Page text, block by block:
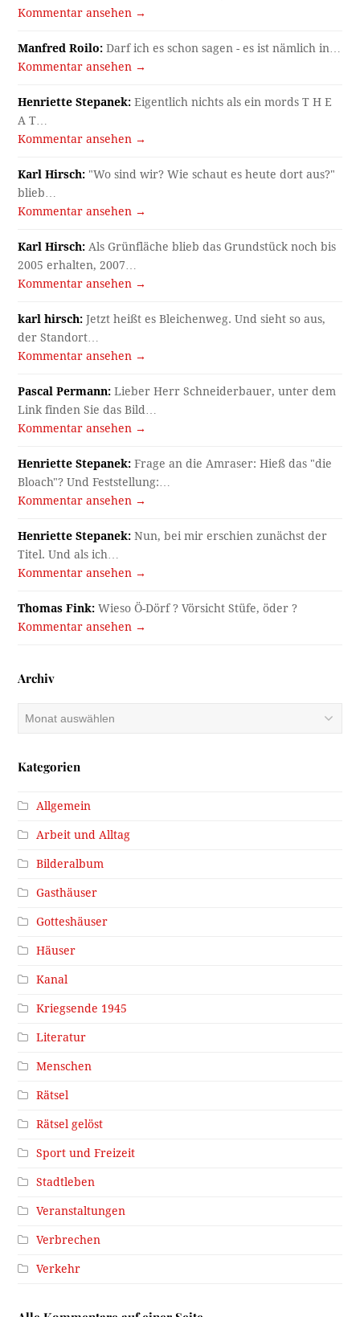
Kommentar ansehen →
Manfred Roilo: Darf ich es schon sagen - es ist nämlich in…
Kommentar ansehen →
Henriette Stepanek: Eigentlich nichts als ein mords T H E
A T…
Kommentar ansehen →
Karl Hirsch: "Wo sind wir? Wie schaut es heute dort aus?"
blieb…
Kommentar ansehen →
Karl Hirsch: Als Grünfläche blieb das Grundstück noch bis
2005 erhalten, 2007…
Kommentar ansehen →
karl hirsch: Jetzt heißt es Bleichenweg. Und sieht so aus,
der Standort…
Kommentar ansehen →
Pascal Permann: Lieber Herr Schneiderbauer, unter dem
Link finden Sie das Bild…
Kommentar ansehen →
Henriette Stepanek: Frage an die Amraser: Hieß das "die
Bloach"? Und Feststellung:…
Kommentar ansehen →
Henriette Stepanek: Nun, bei mir erschien zunächst der
Titel. Und als ich…
Kommentar ansehen →
Thomas Fink: Wieso Ö-Dörf ? Vörsicht Stüfe, öder ?
Kommentar ansehen →
Archiv
Kategorien
Allgemein
Arbeit und Alltag
Bilderalbum
Gasthäuser
Gotteshäuser
Häuser
Kanal
Kriegsende 1945
Literatur
Menschen
Rätsel
Rätsel gelöst
Sport und Freizeit
Stadtleben
Veranstaltungen
Verbrechen
Verkehr